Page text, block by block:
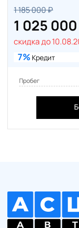
1 185 000 ₽
1 025
скидка до
7% Кредит
Пробег